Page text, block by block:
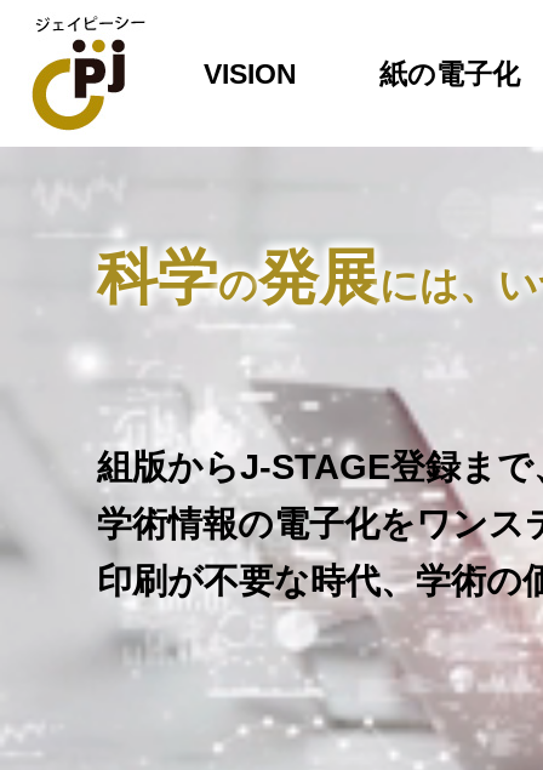
VISION 紙の電子化
科学の発展には、
組版からJ-STAGE登録まで
学術情報の電子化をワンス
印刷が不要な時代、学術の